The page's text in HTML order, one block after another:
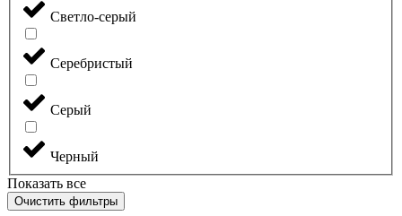
Светло-серый
Серебристый
Серый
Черный
Показать все
Очистить фильтры